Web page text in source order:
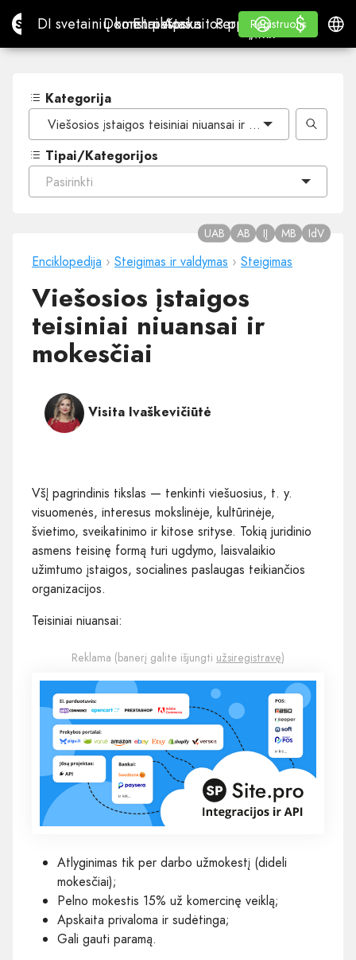
Site.proDI svetainių konstruktorius
DI svetainių konstruktorius
Domenai
DomenaiEl. paštas
El. paštasApskaitos programa
Apskaitos programa
Perpardavėjams
„WHITE LABEL“
Mokymasis
Mokymasis
Registruotis
Registruotis
Prisijungti
$
$
Kategorija
Viešosios įstaigos teisiniai niuansai ir mokesčiai
Tipai/Kategorijos
Pasirinkti
Enciklopedija › Steigimas ir valdymas › Steigimas
Viešosios įstaigos
teisiniai niuansai ir
mokesčiai
UAB AB IĮ MB IdV
Visita Ivaškevičiūtė
VšĮ pagrindinis tikslas — tenkinti viešuosius, t. y.
visuomenės, interesus mokslinėje, kultūrinėje,
švietimo, sveikatinimo ir kitose srityse. Tokią juridinio
asmens teisinę formą turi ugdymo, laisvalaikio
užimtumo įstaigos, socialines paslaugas teikiančios
organizacijos.
Teisiniai niuansai:
Reklama (banerį galite išjungti užsiregistravę)
Atlyginimas tik per darbo užmokestį (dideli
mokesčiai);
Pelno mokestis 15% už komercinę veiklą;
Apskaita privaloma ir sudėtinga;
Gali gauti paramą.